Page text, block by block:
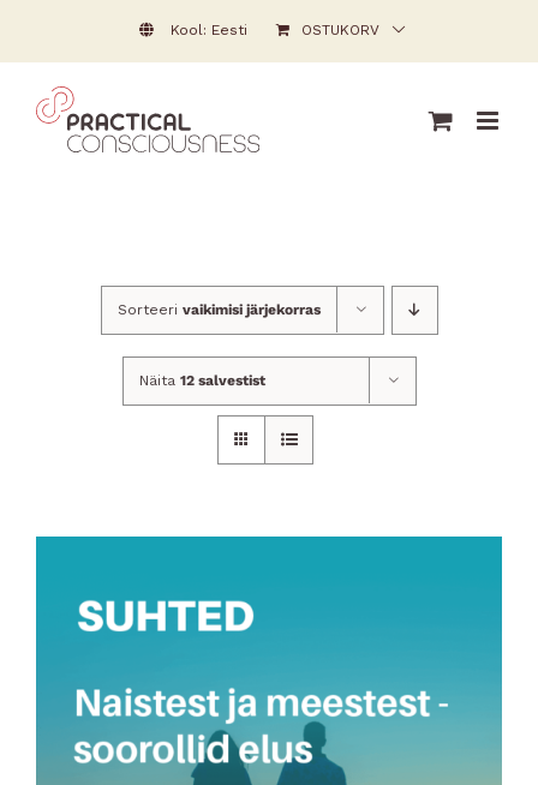
to
content
Kool: Eesti OSTUKORV
Sorteeri vaikimisi järjekorras
Näita 12 salvestist